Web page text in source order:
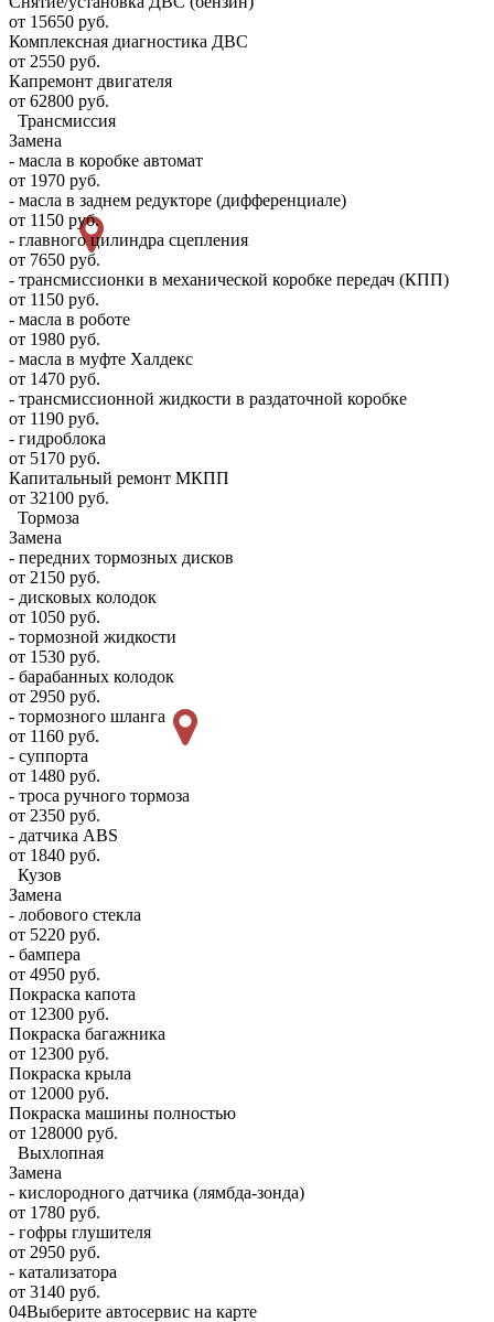
от 15650 руб.
Комплексная диагностика ДВС
от 2550 руб.
Капремонт двигателя
от 62800 руб.
Трансмиссия
Замена
- масла в коробке автомат
от 1970 руб.
- масла в заднем редукторе (дифференциале)
от 1150 руб.
- главного цилиндра сцепления
от 7650 руб.
- трансмиссионки в механической коробке передач (КПП)
от 1150 руб.
- масла в роботе
от 1980 руб.
- масла в муфте Халдекс
от 1470 руб.
- трансмиссионной жидкости в раздаточной коробке
от 1190 руб.
- гидроблока
от 5170 руб.
Капитальный ремонт МКПП
от 32100 руб.
Тормоза
Замена
- передних тормозных дисков
от 2150 руб.
- дисковых колодок
от 1050 руб.
- тормозной жидкости
от 1530 руб.
- барабанных колодок
от 2950 руб.
- тормозного шланга
от 1160 руб.
- суппорта
от 1480 руб.
- троса ручного тормоза
от 2350 руб.
- датчика ABS
от 1840 руб.
Кузов
Замена
- лобового стекла
от 5220 руб.
- бампера
от 4950 руб.
Покраска капота
от 12300 руб.
Покраска багажника
от 12300 руб.
Покраска крыла
от 12000 руб.
Покраска машины полностью
от 128000 руб.
Выхлопная
Замена
- кислородного датчика (лямбда-зонда)
от 1780 руб.
- гофры глушителя
от 2950 руб.
- катализатора
от 3140 руб.
04Выберите автосервис на карте